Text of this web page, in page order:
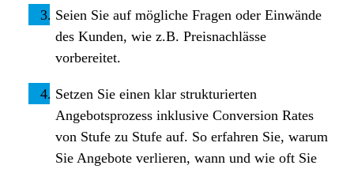
Seien Sie auf mögliche Fragen oder Einwände
des Kunden, wie z.B. Preisnachlässe
vorbereitet.
Setzen Sie einen klar strukturierten
Angebotsprozess inklusive Conversion Rates
von Stufe zu Stufe auf. So erfahren Sie, warum
Sie Angebote verlieren, wann und wie oft Sie